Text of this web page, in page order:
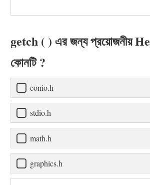
getch ( ) এর জন্য প্রয়োজনীয়
কোনটি ?
conio.h
stdio.h
math.h
graphics.h